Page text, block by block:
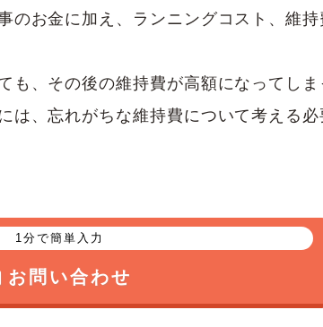
のお金に加え、ランニングコスト、維
も、その後の維持費が高額になってし
、忘れがちな維持費について考える必
1分で簡単入力
お問い合わせ